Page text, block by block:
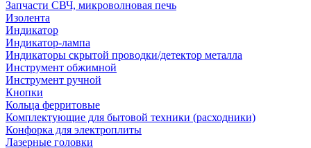
Запчасти СВЧ, микроволновая печь
Изолента
Индикатор
Индикатор-лампа
Индикаторы скрытой проводки/детектор металла
Инструмент обжимной
Инструмент ручной
Кнопки
Кольца ферритовые
Комплектующие для бытовой техники (расходники)
Конфорка для электроплиты
Лазерные головки